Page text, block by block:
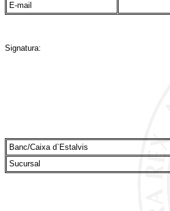
E-mail
Signatura:
Banc/Caixa d`Estalvis
Sucursal